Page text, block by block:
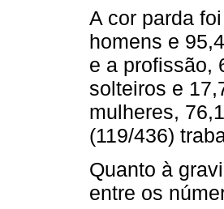
A cor parda
homens e
e a profissão,
solteiros e
mulheres,
(119/436)
Quanto à
entre os